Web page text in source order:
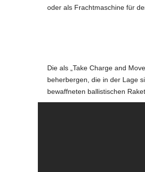
oder als Frachtmaschine für
Die als „Take Charge and
beherbergen, die in der Lage
bewaffneten ballistischen